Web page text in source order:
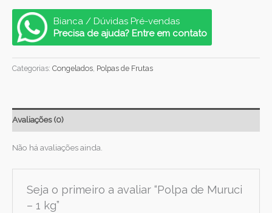
Bianca / Dúvidas Pré-vendas
Precisa de ajuda? Entre em contato
Categorias: Congelados Polpas de Frutas
Avaliações (0)
Não há avaliações ainda.
Seja o primeiro a avaliar “Polpa de Muruci
– 1 kg”